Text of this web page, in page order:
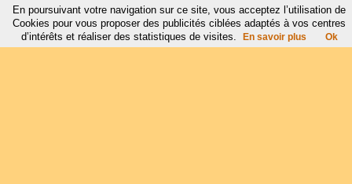
En poursuivant votre navigation sur ce site, vous acceptez l’utilisation de
Cookies pour vous proposer des publicités ciblées adaptés à vos centres
d’intérêts et réaliser des statistiques de visites.
En savoir plus Ok